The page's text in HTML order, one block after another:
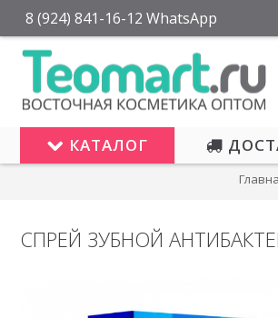
8 (924) 841-16-12 WhatsApp
КАТАЛОГ
СПРЕЙ ЗУБНОЙ